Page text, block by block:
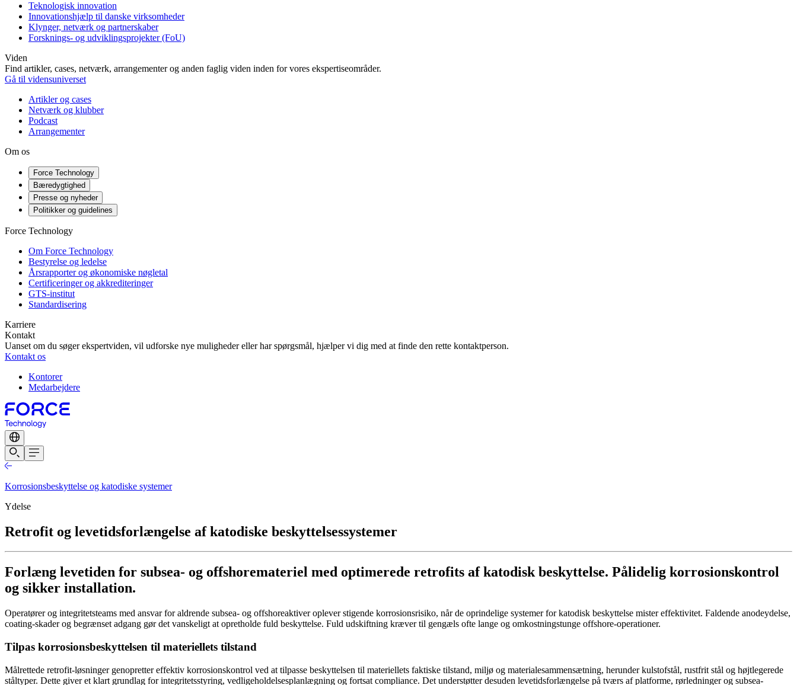
Teknologisk innovation
Innovationshjælp til danske virksomheder
Klynger, netværk og partnerskaber
Forsknings- og udviklingsprojekter (FoU)
Viden
Find artikler, cases, netværk, arrangementer og anden faglig viden inden for vores ekspertiseområder.
Gå til vidensuniverset
Artikler og cases
Netværk og klubber
Podcast
Arrangementer
Om os
Force Technology
Bæredygtighed
Presse og nyheder
Politikker og guidelines
Force Technology
Om Force Technology
Bestyrelse og ledelse
Årsrapporter og økonomiske nøgletal
Certificeringer og akkrediteringer
GTS-institut
Standardisering
Karriere
Kontakt
Uanset om du søger ekspertviden, vil udforske nye muligheder eller har spørgsmål, hjælper vi dig med at finde den rette kontaktperson.
Kontakt os
Kontorer
Medarbejdere
Korrosionsbeskyttelse og katodiske systemer
Ydelse
Retrofit og levetidsforlængelse af katodiske beskyttelsessystemer
Forlæng levetiden for subsea- og offshoremateriel med optimerede retrofits af katodisk beskyttelse. Pålidelig korrosionskontrol
og sikker installation.
Operatører og integritetsteams med ansvar for aldrende subsea- og offshoreaktiver oplever stigende korrosionsrisiko, når de oprindelige systemer for katodisk beskyttelse mister effektivitet. Faldende anodeydelse,
coating-skader og begrænset adgang gør det vanskeligt at opretholde fuld beskyttelse. Fuld udskiftning kræver til gengæls ofte lange og omkostningstunge offshore-operationer.
Tilpas korrosionsbeskyttelsen til materiellets tilstand
Målrettede retrofit-løsninger genopretter effektiv korrosionskontrol ved at tilpasse beskyttelsen til materiellets faktiske tilstand, miljø og materialesammensætning, herunder kulstofstål, rustfrit stål og højtlegerede
ståltyper. Dette giver et klart grundlag for integritetsstyring, vedligeholdelsesplanlægning og fortsat compliance. Det understøtter desuden levetidsforlængelse på tværs af platforme, rørledninger og subsea-